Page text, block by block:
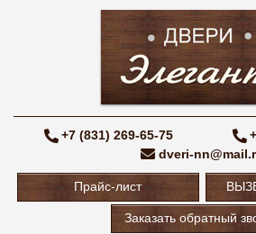
+7 (831) 269-65-75
dveri-
Прайс-лист
Заказать обратный